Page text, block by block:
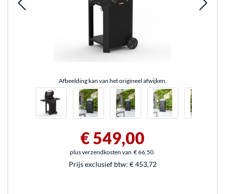
Afbeelding kan van het origineel afwijken.
€ 549,00
plus verzendkosten van € 66,50
Prijs exclusief btw: € 453,72